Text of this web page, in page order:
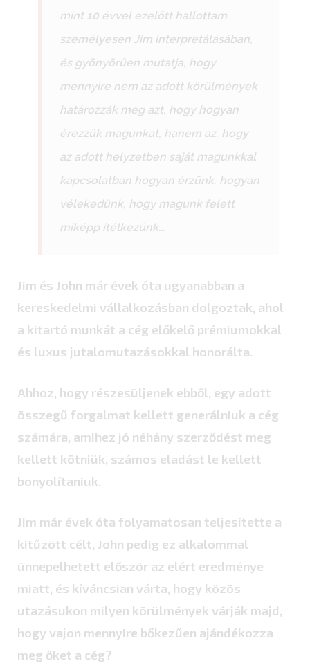
mint 10 évvel ezelőtt hallottam
személyesen Jim interpretálásában,
és gyönyörűen mutatja, hogy
mennyire nem az adott körülmények
határozzák meg azt, hogy hogyan
érezzük magunkat, hanem az, hogy
az adott helyzetben saját magunkkal
kapcsolatban hogyan érzünk, hogyan
vélekedünk, hogy magunk felett
miképp ítélkezünk...
Jim és John már évek óta ugyanabban a
kereskedelmi vállalkozásban dolgoztak, ahol
a kitartó munkát a cég előkelő prémiumokkal
és luxus jutalomutazásokkal honorálta.
Ahhoz, hogy részesüljenek ebből, egy adott
összegű forgalmat kellett generálniuk a cég
számára, amihez jó néhány szerződést meg
kellett kötniük, számos eladást le kellett
bonyolítaniuk.
Jim már évek óta folyamatosan teljesítette a
kitűzött célt, John pedig ez alkalommal
ünnepelhetett először az elért eredménye
miatt, és kíváncsian várta, hogy közös
utazásukon milyen körülmények várják majd,
hogy vajon mennyire bőkezűen ajándékozza
meg őket a cég?